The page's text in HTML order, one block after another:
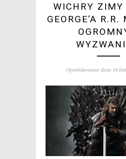
WICHRY ZIMY
GEORGE’A
Opublikowano dnia: 14